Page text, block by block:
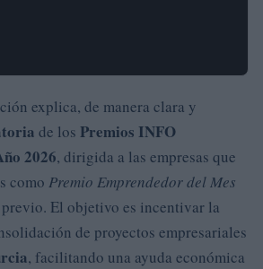
explica, de manera clara y
de los Premios INFO
2026, dirigida a las empresas que
como Premio Emprendedor del Mes
El objetivo es incentivar la
de proyectos empresariales
, facilitando una ayuda económica